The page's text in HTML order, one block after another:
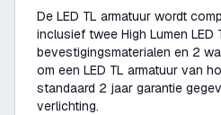
De LED TL armatuur wordt
inclusief twee High Lumen LED
bevestigingsmaterialen en 2
om een LED TL armatuur van
standaard 2 jaar garantie
verlichting.